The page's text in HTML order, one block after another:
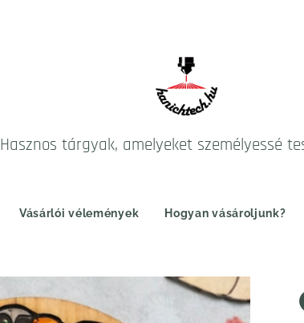
Hasznos tárgyak, amelyeket személyessé
Vásárlói vélemények Hogyan vásároljunk?